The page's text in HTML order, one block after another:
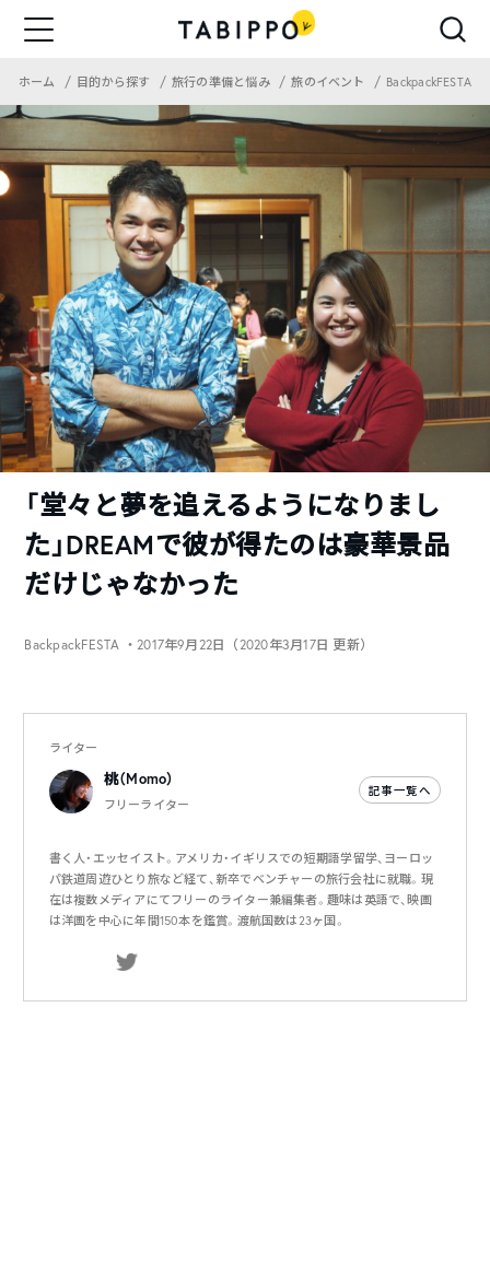
ホーム 目的から探す 旅行の準備と悩み 旅のイベント BackpackFESTA
「堂々と夢を追えるようになりまし
た」DREAMで彼が得たのは豪華景品
だけじゃなかった
BackpackFESTA ・2017年9月22日（2020年3月17日 更新）
ライター
桃（Momo）
フリーライター
記事一覧へ
書く人・エッセイスト。アメリカ・イギリスでの短期語学留学、ヨーロッ
パ鉄道周遊ひとり旅など経て、新卒でベンチャーの旅行会社に就職。現
在は複数メディアにてフリーのライター兼編集者。趣味は英語で、映画
は洋画を中心に年間150本を鑑賞。渡航国数は23ヶ国。